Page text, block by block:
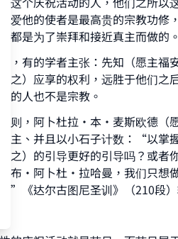
喜爱他的使者是最高贵的宗教功
，都是为了崇拜和接近真主而做的。
点，有的学者主张：先知（愿主
安之）应享的权利，远胜于他们
后的人也不是宗教。
原则，阿卜杜拉•本•麦斯欧德（
真主、并且以小石子计数：“以
安之）的引导更好的引导吗？或
艾布·阿卜杜·拉哈曼，我们只
！”《达尔古图尼圣训》（210段